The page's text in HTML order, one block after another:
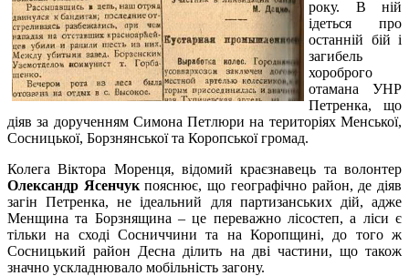
року. В ній
ідеться про
останній бій і
загибель
хороброго
отамана УНР
Петренка, що
діяв за дорученням Симона Петлюри на територіях Менської,
Сосницької, Борзнянської та Коропської громад.
Колега Віктора Моренця, відомий краєзнавець та волонтер
Олександр Ясенчукпояснює, що географічно район, де діяв
загін Петренка, не ідеальний для партизанських дій, адже
Менщина та Борзнящина – це переважно лісостеп, а ліси є
тільки на сході Сосниччини та на Коропщині, до того ж
Сосницький район Десна ділить на дві частини, що також
значно ускладнювало мобільність загону.